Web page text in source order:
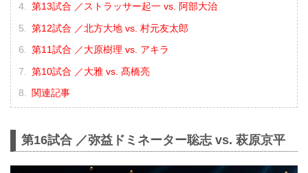
第13試合 ／ストラッサー起一 vs. 阿部大治
第12試合 ／北方大地 vs. 村元友太郎
第11試合 ／大原樹理 vs. アキラ
第10試合 ／大雅 vs. 髙橋亮
関連記事
第16試合 ／弥益ドミネーター聡志 vs. 萩原京平